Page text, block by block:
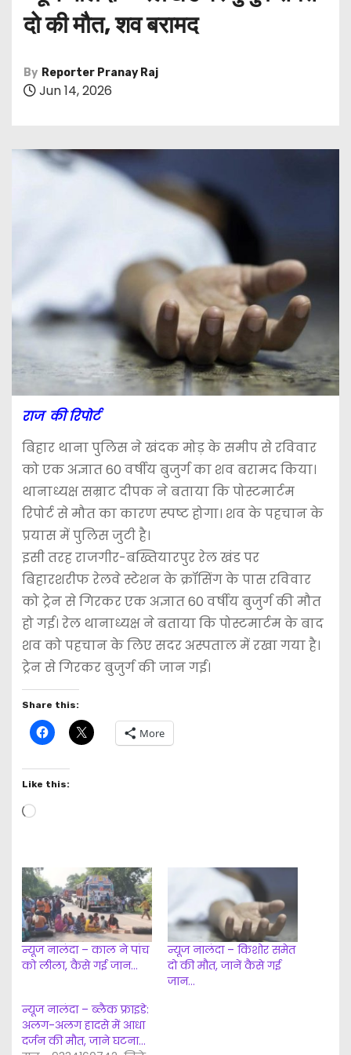
दो की मौत, शव बरामद
By Reporter Pranay Raj
Jun 14, 2026
राज की रिपोर्ट
बिहार थाना पुलिस ने खंदक मोड़ के समीप से रविवार
को एक अज्ञात 60 वर्षीय बुजुर्ग का शव बरामद किया।
थानाध्यक्ष सम्राट दीपक ने बताया कि पोस्टमार्टम
रिपोर्ट से मौत का कारण स्पष्ट होगा। शव के पहचान के
प्रयास में पुलिस जुटी है।
इसी तरह राजगीर-बख्तियारपुर रेल खंड पर
बिहारशरीफ रेलवे स्टेशन के क्रॉसिंग के पास रविवार
को ट्रेन से गिरकर एक अज्ञात 60 वर्षीय बुजुर्ग की मौत
हो गई। रेल थानाध्यक्ष ने बताया कि पोस्टमार्टम के बाद
शव को पहचान के लिए सदर अस्पताल में रखा गया है।
ट्रेन से गिरकर बुजुर्ग की जान गई।
Share this:
More
Like this:
L
d
i
n
g
…
न्यूज नालंदा – काल ने पांच
को लीला, कैसे गई जान…
न्यूज नालंदा – किशोर समेत
दो की मौत, जानें कैसे गई
जान…
न्यूज नालंदा – ब्लैक फ्राइडे:
अलग-अलग हादसे में आधा
दर्जन की मौत, जाने घटना…